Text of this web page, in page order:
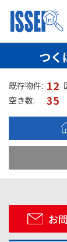
つく
既存物件: 12
空き数:
35
お